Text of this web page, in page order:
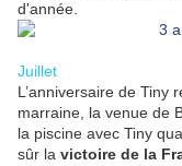
d'année.
Juillet
L’anniversaire de Tiny
marraine, la venue de
la piscine avec Tiny
sûr la victoire de la